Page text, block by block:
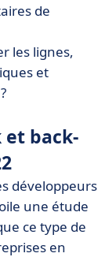
de
les lignes,
et
et back-
développeurs
une étude
ce type de
en